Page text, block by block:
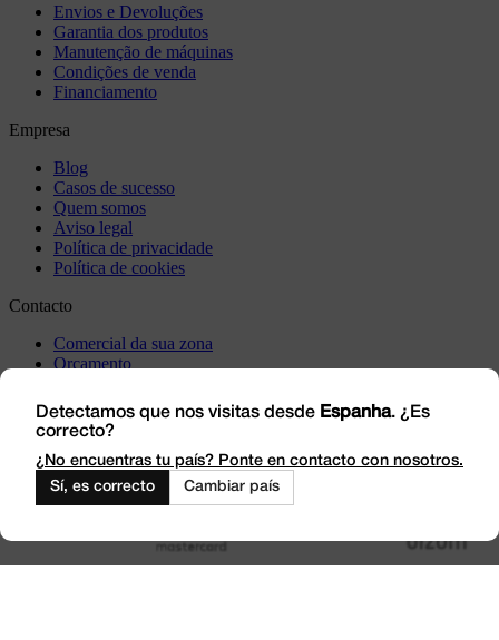
Envios e Devoluções
Garantia dos produtos
Manutenção de máquinas
Condições de venda
Financiamento
Empresa
Blog
Casos de sucesso
Quem somos
Aviso legal
Política de privacidade
Política de cookies
Contacto
Comercial da sua zona
Orçamento
Visite-nos
Trabalhe connosco
Outlet
Detectamos que nos visitas desde Espanha. ¿Es
correcto?
¿No encuentras tu país? Ponte en contacto con nosotros.
Sí, es correcto
Cambiar país